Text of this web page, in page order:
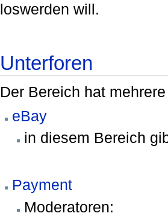
loswerden will.
Unterforen
Der Bereich hat
eBay
in diesem Bereich
Payment
Moderatoren: